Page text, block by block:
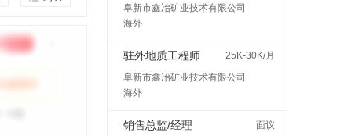
阜新市鑫冶矿业技术有限公司
海外
驻外地质工程师
25K-30K/月
阜新市鑫冶矿业技术有限公司
海外
销售总监/经理
面议